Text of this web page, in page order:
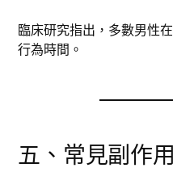
臨床研究指出，多數男性
行為時間。
五、常見副作